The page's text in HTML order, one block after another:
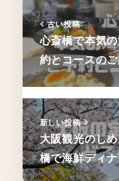
古い投稿
心斎橋で本気
約とコースの
新しい投稿
大阪観光のし
橋で海鮮ディ